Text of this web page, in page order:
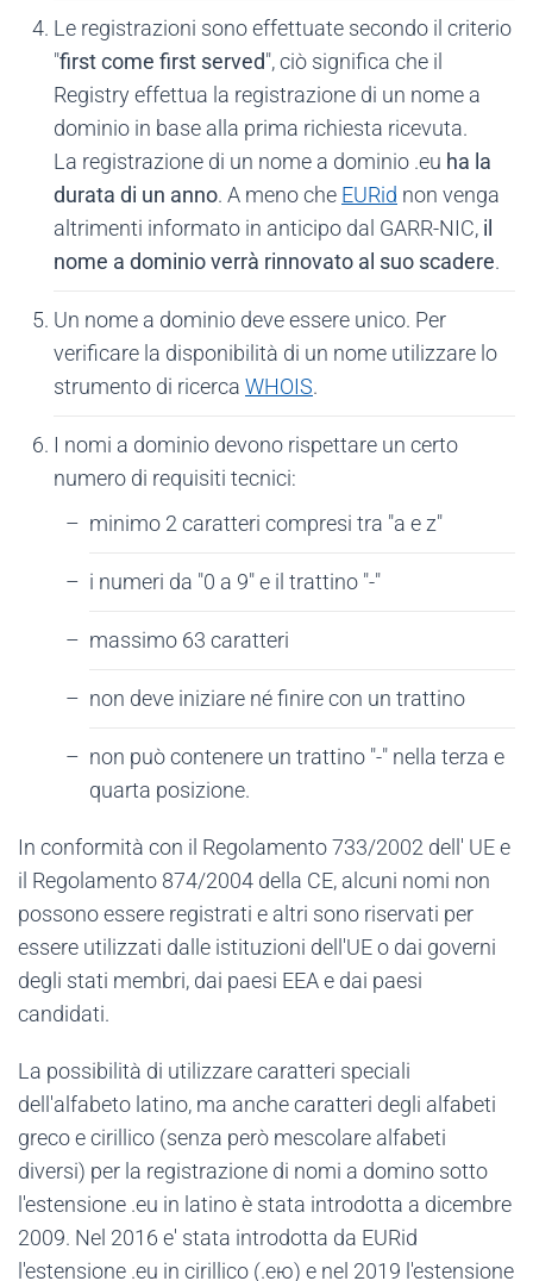
Le registrazioni sono effettuate secondo il criterio
"first come first served", ciò significa che il
Registry effettua la registrazione di un nome a
dominio in base alla prima richiesta ricevuta.
La registrazione di un nome a dominio .eu ha la
durata di un anno. A meno che EURid non venga
altrimenti informato in anticipo dal GARR-NIC, il
nome a dominio verrà rinnovato al suo scadere.
Un nome a dominio deve essere unico. Per
verificare la disponibilità di un nome utilizzare lo
strumento di ricerca WHOIS.
I nomi a dominio devono rispettare un certo
numero di requisiti tecnici:
minimo 2 caratteri compresi tra "a e z"
i numeri da "0 a 9" e il trattino "-"
massimo 63 caratteri
non deve iniziare né finire con un trattino
non può contenere un trattino "-" nella terza e
quarta posizione.
In conformità con il Regolamento 733/2002 dell' UE e
il Regolamento 874/2004 della CE, alcuni nomi non
possono essere registrati e altri sono riservati per
essere utilizzati dalle istituzioni dell'UE o dai governi
degli stati membri, dai paesi EEA e dai paesi
candidati.
La possibilità di utilizzare caratteri speciali
dell'alfabeto latino, ma anche caratteri degli alfabeti
greco e cirillico (senza però mescolare alfabeti
diversi) per la registrazione di nomi a domino sotto
l'estensione .eu in latino è stata introdotta a dicembre
2009. Nel 2016 e' stata introdotta da EURid
l'estensione .eu in cirillico (.ею) e nel 2019 l'estensione